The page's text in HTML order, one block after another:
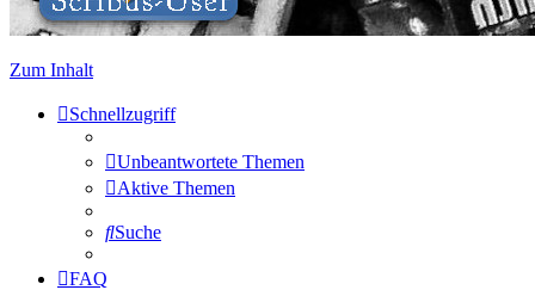
Zum Inhalt
Schnellzugriff
Unbeantwortete Themen
Aktive Themen
Suche
FAQ